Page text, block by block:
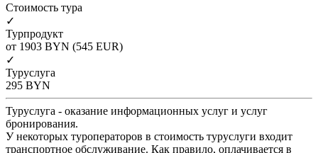
Cтоимость тура
✓
Турпродукт
от 1903 BYN (545 EUR)
✓
Туруслуга
295 BYN
Туруслуга - оказание информационных услуг и услуг
бронирования.
У некоторых туроператоров в стоимость туруслуги входит
транспортное обслуживание. Как правило, оплачивается в